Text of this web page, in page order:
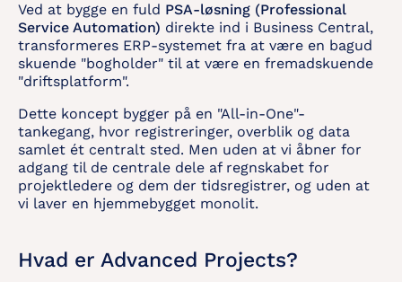
Ved at bygge en fuld PSA-løsning (Professional
Service Automation) direkte ind i Business Central,
transformeres ERP-systemet fra at være en bagud
skuende "bogholder" til at være en fremadskuende
"driftsplatform".
Dette koncept bygger på en "All-in-One"-
tankegang, hvor registreringer, overblik og data
samlet ét centralt sted. Men uden at vi åbner for
adgang til de centrale dele af regnskabet for
projektledere og dem der tidsregistrer, og uden at
vi laver en hjemmebygget monolit.
Hvad er Advanced Projects?